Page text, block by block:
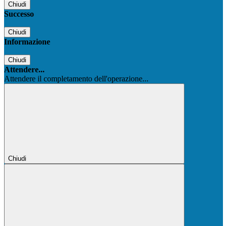
Chiudi
Successo
Chiudi
Informazione
Chiudi
Attendere...
Attendere il completamento dell'operazione...
Chiudi